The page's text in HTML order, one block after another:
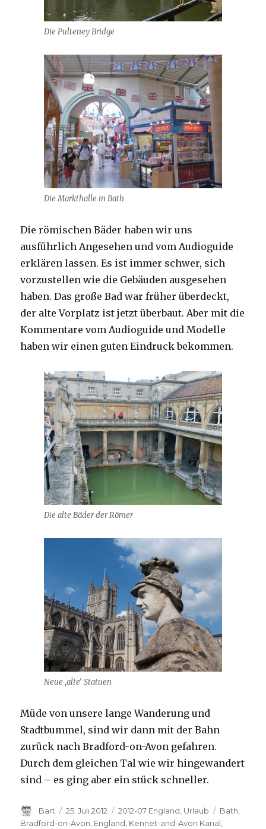
Die Pulteney Bridge
Die Markthalle in Bath
Die römischen Bäder haben wir uns
ausführlich Angesehen und vom Audioguide
erklären lassen. Es ist immer schwer, sich
vorzustellen wie die Gebäuden ausgesehen
haben. Das große Bad war früher überdeckt,
der alte Vorplatz ist jetzt überbaut. Aber mit die
Kommentare vom Audioguide und Modelle
haben wir einen guten Eindruck bekommen.
Die alte Bäder der Römer
Neue ‚alte‘ Statuen
Müde von unsere lange Wanderung und
Stadtbummel, sind wir dann mit der Bahn
zurück nach Bradford-on-Avon gefahren.
Durch dem gleichen Tal wie wir hingewandert
sind – es ging aber ein stück schneller.
Autor
Bart
Veröffentlicht
am
25. Juli 2012 Kategorien
2012-07 England, Urlaub Bath,
Bradford-on-Avon, England, Kennet-and-Avon Kanal,